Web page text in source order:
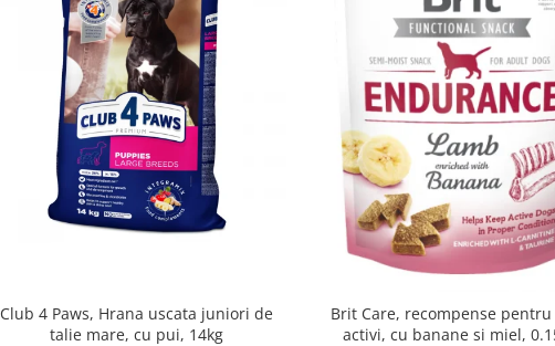
Club 4 Paws, Hrana uscata juniori de
talie mare, cu pui, 14kg
Brit Care, recompense
activi, cu banane si miel,